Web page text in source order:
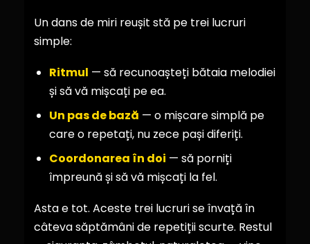
Un dans de miri reușit stă pe trei lucruri
simple:
Ritmul — să recunoașteți bătaia melodiei
și să vă mișcați pe ea.
Un pas de bază — o mișcare simplă pe
care o repetați, nu zece pași diferiți.
Coordonarea în doi — să porniți
împreună și să vă mișcați la fel.
Asta e tot. Aceste trei lucruri se învață în
câteva săptămâni de repetiții scurte. Restul